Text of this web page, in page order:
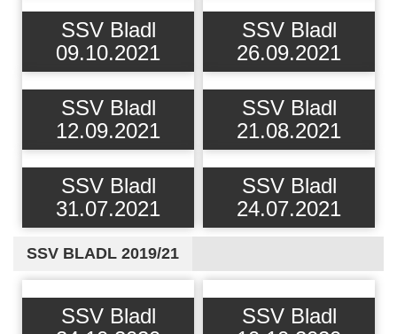
SSV Bladl
09.10.2021
SSV Bladl
26.09.2021
SSV Bladl
12.09.2021
SSV Bladl
21.08.2021
SSV Bladl
31.07.2021
SSV Bladl
24.07.2021
SSV BLADL 2019/21
SSV Bladl
SSV Bladl